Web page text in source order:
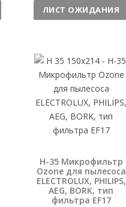
ч
е
в
о
ЛИСТ ОЖИДАНИЯ
H-35 Микрофильтр
Ozone для пылесоса
ELECTROLUX, PHILIPS,
AEG, BORK, тип
фильтра EF17